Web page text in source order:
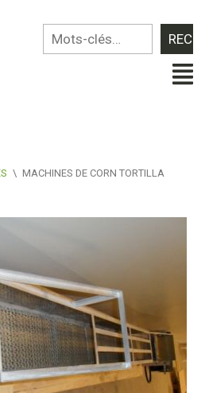
\ MACHINES DE CORN TORTILLA